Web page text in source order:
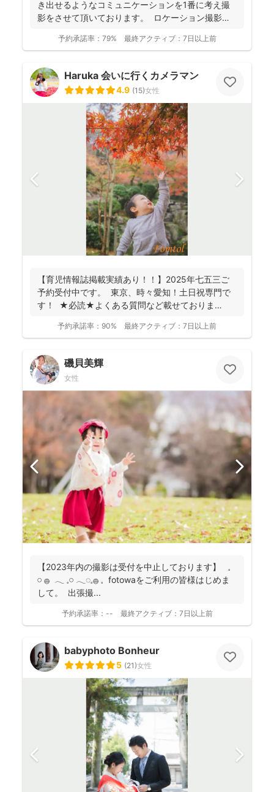
き出せるようなコミュニケーションを1番に考え撮
影をさせて頂いております。 ロケーション撮影も
予約承諾率： 79% 最終アクティブ： 7日以上前
Haruka 会いに行くカメラマン
4.9 (15)女性
【育児情報誌掲載実績あり！！】2025年七五三ご
予約受付中です。 東京、時々愛知！土日祝専門で
す！ ★必読★よくある質問など載せておりま
予約承諾率： 90% 最終アクティブ： 7日以上前
磯貝美輝
女性
【2023年内の撮影は受付を中止しております】 𓈒
𓏸 𓐍 𓂃 𓈒𓏸 𓂃◌𓈒𓐍 𓈒 fotowaをご利用の皆様はじめま
して。 出張撮...
予約承諾率： -- 最終アクティブ： 7日以上前
babyphoto Bonheur
5 (21)女性